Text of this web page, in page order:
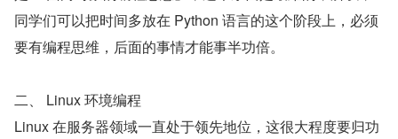
同学们可以把时间多放在 Python 语言的这个阶段上，必须
要有编程思维，后面的事情才能事半功倍。
二、 Linux 环境编程
Linux 在服务器领域一直处于领先地位，这很大程度要归功